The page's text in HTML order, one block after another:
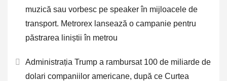
muzică sau vorbesc pe speaker în mijloacele de
transport. Metrorex lansează o campanie pentru
păstrarea liniștii în metrou
Administrația Trump a rambursat 100 de miliarde de
dolari companiilor americane, după ce Curtea